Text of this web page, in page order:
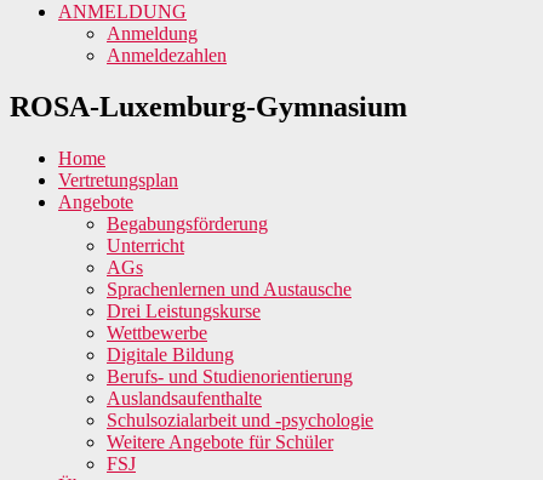
ANMELDUNG
Anmeldung
Anmeldezahlen
ROSA-Luxemburg-Gymnasium
Home
Vertretungsplan
Angebote
Begabungsförderung
Unterricht
AGs
Sprachenlernen und Austausche
Drei Leistungskurse
Wettbewerbe
Digitale Bildung
Berufs- und Studienorientierung
Auslandsaufenthalte
Schulsozialarbeit und -psychologie
Weitere Angebote für Schüler
FSJ